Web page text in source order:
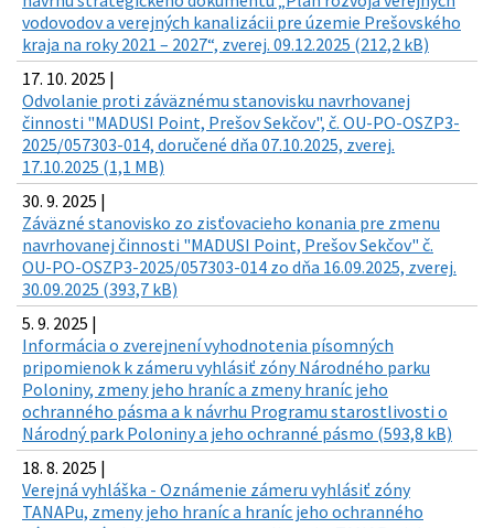
vodovodov a verejných kanalizácii pre územie Prešovského
kraja na roky 2021 – 2027“, zverej. 09.12.2025 (212,2 kB)
17. 10. 2025 |
Odvolanie proti záväznému stanovisku navrhovanej
činnosti "MADUSI Point, Prešov Sekčov", č. OU-PO-OSZP3-
2025/057303-014, doručené dňa 07.10.2025, zverej.
17.10.2025 (1,1 MB)
30. 9. 2025 |
Záväzné stanovisko zo zisťovacieho konania pre zmenu
navrhovanej činnosti "MADUSI Point, Prešov Sekčov" č.
OU-PO-OSZP3-2025/057303-014 zo dňa 16.09.2025, zverej.
30.09.2025 (393,7 kB)
5. 9. 2025 |
Informácia o zverejnení vyhodnotenia písomných
pripomienok k zámeru vyhlásiť zóny Národného parku
Poloniny, zmeny jeho hraníc a zmeny hraníc jeho
ochranného pásma a k návrhu Programu starostlivosti o
Národný park Poloniny a jeho ochranné pásmo (593,8 kB)
18. 8. 2025 |
Verejná vyhláška - Oznámenie zámeru vyhlásiť zóny
TANAPu, zmeny jeho hraníc a hraníc jeho ochranného